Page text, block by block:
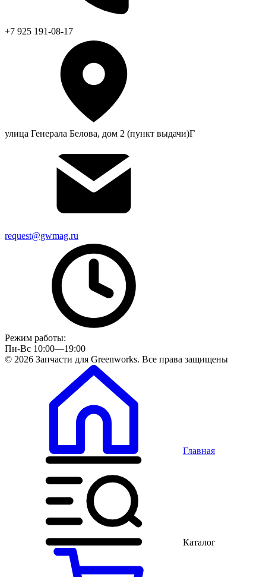
+7 925 191-08-17
улица Генерала Белова, дом 2 (пункт выдачи)Г
request@gwmag.ru
Режим работы:
Пн-Вс 10:00—19:00
© 2026 Запчасти для Greenworks. Все права защищены
Главная
Каталог